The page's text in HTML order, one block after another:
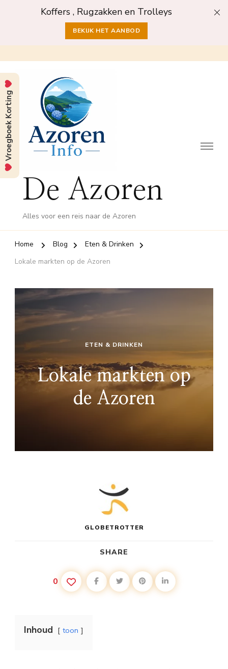
Koffers , Rugzakken en Trolleys
BEKIJK HET AANBOD
De Azoren
Alles voor een reis naar de Azoren
Home Blog
Eten & Drinken
Lokale markten op de Azoren
ETEN & DRINKEN
Lokale markten op
de Azoren
GLOBETROTTER
SHARE
0
Inhoud toon
Vroegboek Korting